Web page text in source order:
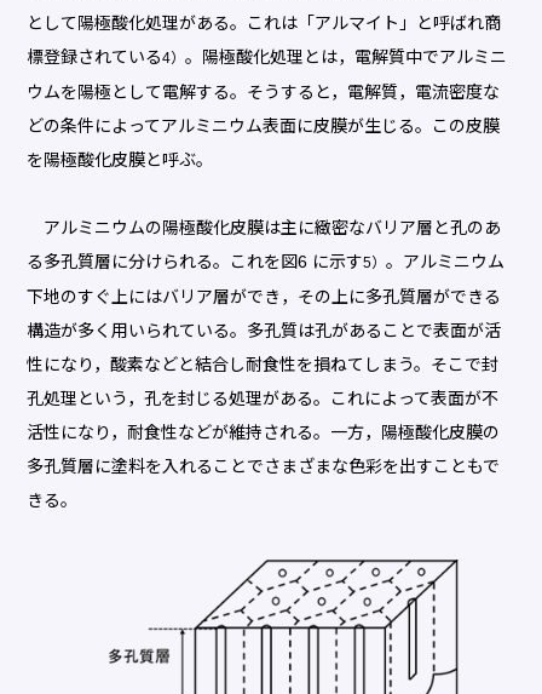
として陽極酸化処理がある。これは「アルマイト」と呼ばれ商
標登録されている4）。陽極酸化処理とは，電解質中でアルミニ
ウムを陽極として電解する。そうすると，電解質，電流密度な
どの条件によってアルミニウム表面に皮膜が生じる。この皮膜
を陽極酸化皮膜と呼ぶ。
アルミニウムの陽極酸化皮膜は主に緻密なバリア層と孔のあ
る多孔質層に分けられる。これを図6 に示す5）。アルミニウム
下地のすぐ上にはバリア層ができ，その上に多孔質層ができる
構造が多く用いられている。多孔質は孔があることで表面が活
性になり，酸素などと結合し耐食性を損ねてしまう。そこで封
孔処理という，孔を封じる処理がある。これによって表面が不
活性になり，耐食性などが維持される。一方，陽極酸化皮膜の
多孔質層に塗料を入れることでさまざまな色彩を出すこともで
きる。